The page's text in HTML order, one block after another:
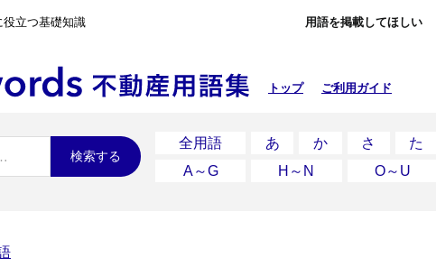
立つ基礎知識 用語を掲載してほしい
トップ ご利用ガイド
検索する
全用語 あ か さ た
A～G
H～N O～U